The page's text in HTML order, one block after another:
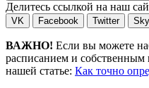
Делитесь ссылкой на наш
VK Facebook Twitter
ВАЖНО! Если вы можете
расписанием и собственным
нашей статье: Как точно